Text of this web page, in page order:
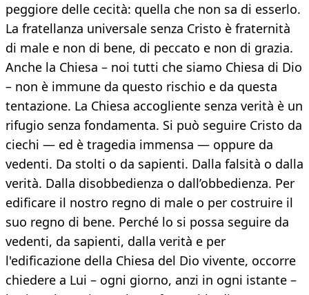
peggiore delle cecità: quella che non sa di esserlo.
La fratellanza universale senza Cristo è fraternità
di male e non di bene, di peccato e non di grazia.
Anche la Chiesa – noi tutti che siamo Chiesa di Dio
– non è immune da questo rischio e da questa
tentazione. La Chiesa accogliente senza verità è un
rifugio senza fondamenta. Si può seguire Cristo da
ciechi — ed è tragedia immensa — oppure da
vedenti. Da stolti o da sapienti. Dalla falsità o dalla
verità. Dalla disobbedienza o dall’obbedienza. Per
edificare il nostro regno di male o per costruire il
suo regno di bene. Perché lo si possa seguire da
vedenti, da sapienti, dalla verità e per
l'edificazione della Chiesa del Dio vivente, occorre
chiedere a Lui – ogni giorno, anzi in ogni istante –